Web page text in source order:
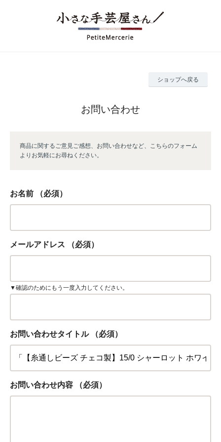
ショップへ戻る
お問い合わせ
商品に関するご意見ご感想、お問い合わせなど、こちらのフォーム
よりお気軽にお尋ねください。
お名前 （必須）
メールアドレス （必須）
▼確認のためにもう一度入力してください。
お問い合わせタイトル （必須）
お問い合わせ内容 （必須）